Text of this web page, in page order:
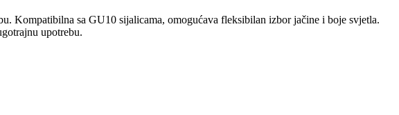
Kompatibilna sa GU10 sijalicama, omogućava fleksibilan izbor jačine i boje svjetla.
upotrebu.